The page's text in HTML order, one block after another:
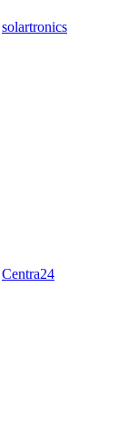
solartronics
Centra24